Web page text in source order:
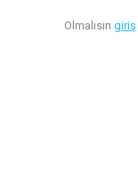
Olmalısın giriş